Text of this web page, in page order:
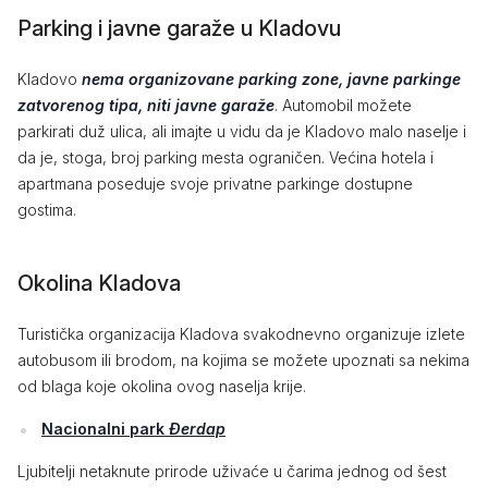
Parking i javne garaže u Kladovu
Kladovo nema organizovane parking zone, javne parkinge
zatvorenog tipa, niti javne garaže. Automobil možete
parkirati duž ulica, ali imajte u vidu da je Kladovo malo naselje i
da je, stoga, broj parking mesta ograničen. Većina hotela i
apartmana poseduje svoje privatne parkinge dostupne
gostima.
Okolina Kladova
Turistička organizacija Kladova svakodnevno organizuje izlete
autobusom ili brodom, na kojima se možete upoznati sa nekima
od blaga koje okolina ovog naselja krije.
Nacionalni park Đerdap
Ljubitelji netaknute prirode uživaće u čarima jednog od šest